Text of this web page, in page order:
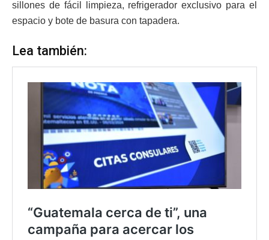
sillones de fácil limpieza, refrigerador exclusivo para el
espacio y bote de basura con tapadera.
Lea también: